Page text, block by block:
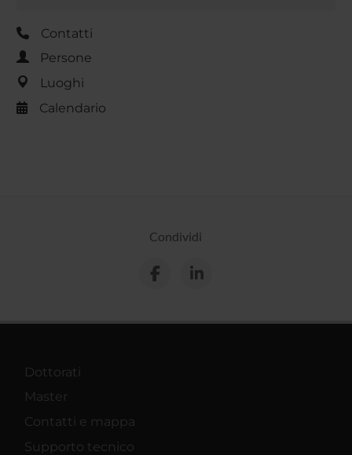
Contatti
Persone
Luoghi
Calendario
Condividi
Dottorati
Master
Contatti e mappa
Supporto tecnico